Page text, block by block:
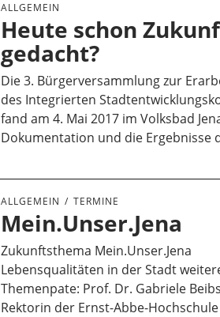
ALLGEMEIN
Heute schon
gedacht?
Die 3. Bürgerversammlung zur
des Integrierten
fand am 4. Mai 2017 im Volksbad
Dokumentation und die Ergebnisse
ALLGEMEIN TERMINE
Mein.Unser.Jena
Zukunftsthema Mein.Unser.Jena
Lebensqualitäten in der Stadt
Themenpate: Prof. Dr. Gabriele
Rektorin der Ernst-Abbe-Hochschule